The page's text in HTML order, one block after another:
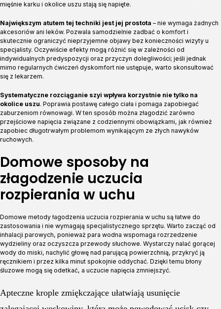
mięśnie karku i okolice uszu stają się napięte.
Największym atutem tej techniki jest jej prostota – nie wymaga żadnych
akcesoriów ani leków. Pozwala samodzielnie zadbać o komfort i
skutecznie ograniczyć nieprzyjemne objawy bez konieczności wizyty u
specjalisty. Oczywiście efekty mogą różnić się w zależności od
indywidualnych predyspozycji oraz przyczyn dolegliwości; jeśli jednak
mimo regularnych ćwiczeń dyskomfort nie ustępuje, warto skonsultować
się z lekarzem.
Systematyczne rozciąganie szyi wpływa korzystnie nie tylko na
okolice uszu. Poprawia postawę całego ciała i pomaga zapobiegać
zaburzeniom równowagi. W ten sposób można złagodzić zarówno
przejściowe napięcia związane z codziennymi obowiązkami, jak również
zapobiec długotrwałym problemom wynikającym ze złych nawyków
ruchowych.
Domowe sposoby na
złagodzenie uczucia
rozpierania w uchu
Domowe metody łagodzenia uczucia rozpierania w uchu są łatwe do
zastosowania i nie wymagają specjalistycznego sprzętu. Warto zacząć od
inhalacji parowych, ponieważ para wodna wspomaga rozrzedzenie
wydzieliny oraz oczyszcza przewody słuchowe. Wystarczy nalać gorącej
wody do miski, nachylić głowę nad parującą powierzchnią, przykryć ją
ręcznikiem i przez kilka minut spokojnie oddychać. Dzięki temu błony
śluzowe mogą się odetkać, a uczucie napięcia zmniejszyć.
Apteczne krople zmiękczające ułatwiają usunięcie